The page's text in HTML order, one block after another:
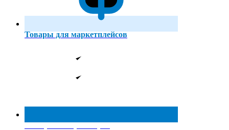
Товары для маркетплейсов
Реестр МинПромТорга